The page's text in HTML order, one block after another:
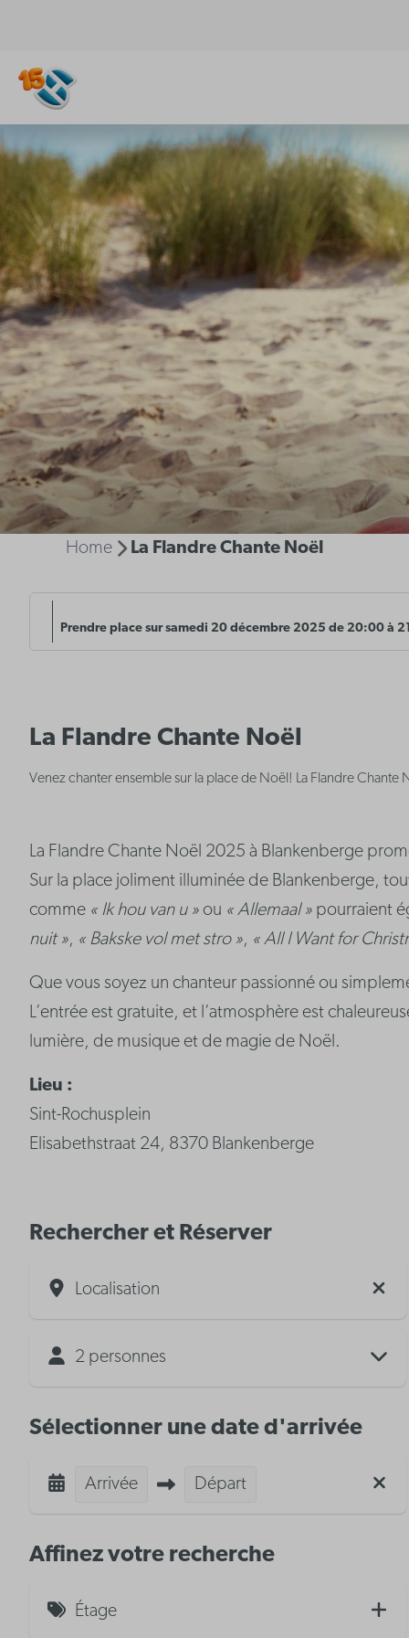
Home La Flandre Chante Noël
Prendre place sur samedi 20 décembre 2025 de 20:00 à
La Flandre Chante Noël
Venez chanter ensemble sur la place de Noël! La Flandre
La Flandre Chante Noël 2025 à Blankenberge
Sur la place joliment illuminée de Blankenberge,
comme « Ik hou van u » ou « Allemaal » pourraient
nuit », « Bakske vol met stro », « All I Want for
Que vous soyez un chanteur passionné ou
L’entrée est gratuite, et l’atmosphère est
lumière, de musique et de magie de Noël.
Lieu :
Sint-Rochusplein
Elisabethstraat 24, 8370 Blankenberge
Rechercher et Réserver
Localisation
2 personnes
Sélectionner une date d'arrivée
Arrivée Départ
Affinez votre recherche
Étage